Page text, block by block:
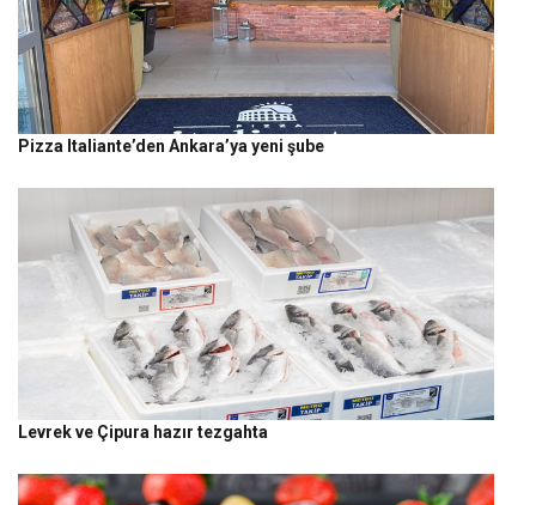
Pizza Italiante’den Ankara’ya yeni şube
Levrek ve Çipura hazır tezgahta